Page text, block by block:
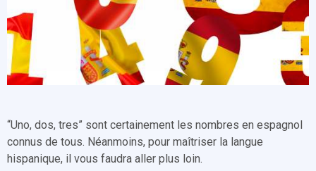
“Uno, dos, tres” sont certainement les nombres en espagnol
connus de tous. Néanmoins, pour maîtriser la langue
hispanique, il vous faudra aller plus loin.